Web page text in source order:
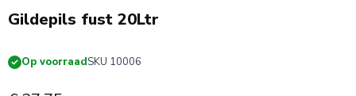
Gildepils fust 20Ltr
Op voorraadSKU 10006